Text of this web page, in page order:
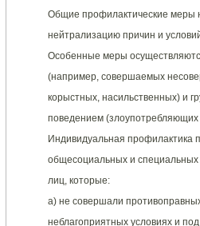
Общие профилактические меры
нейтрализацию причин и
Особенные меры
(например, совершаемых
корыстных, насильственных) и
поведением (злоупотребляющих
Индивидуальная профилактика
общесоциальных и
лиц, которые:
а) не совершали
неблагоприятных условиях и